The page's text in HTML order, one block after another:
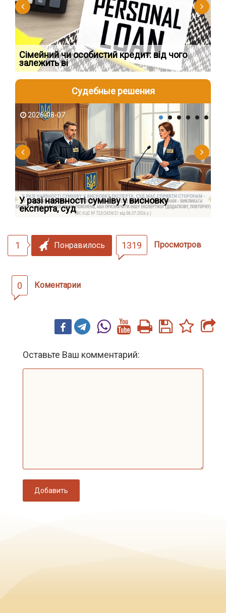
Сімейний чи особистий кредит: від чого
залежить ві
Судебные решения
2026-08-07
У разі наявності сумніву у висновку
експерта, суд
1 Понравилось 1319 Просмотров
0 Коментарии
Оставьте Ваш комментарий:
Добавить